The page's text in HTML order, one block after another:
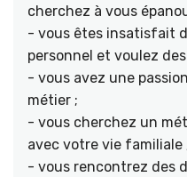
cherchez à vous
- vous êtes insatisfait
personnel et voulez
- vous avez une
métier ;
- vous cherchez un
avec votre vie familiale
- vous rencontrez des